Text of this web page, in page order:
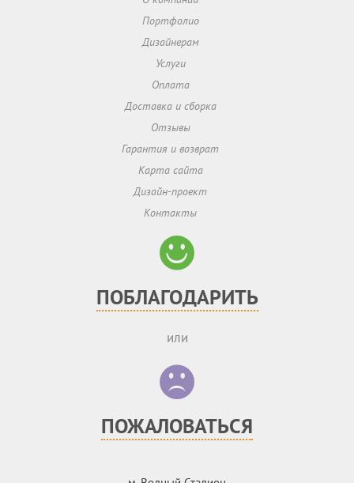
Портфолио
Дизайнерам
Услуги
Оплата
Доставка и сборка
Отзывы
Гарантия и возврат
Карта сайта
Дизайн-проект
Контакты
ПОБЛАГОДАРИТЬ
или
ПОЖАЛОВАТЬСЯ